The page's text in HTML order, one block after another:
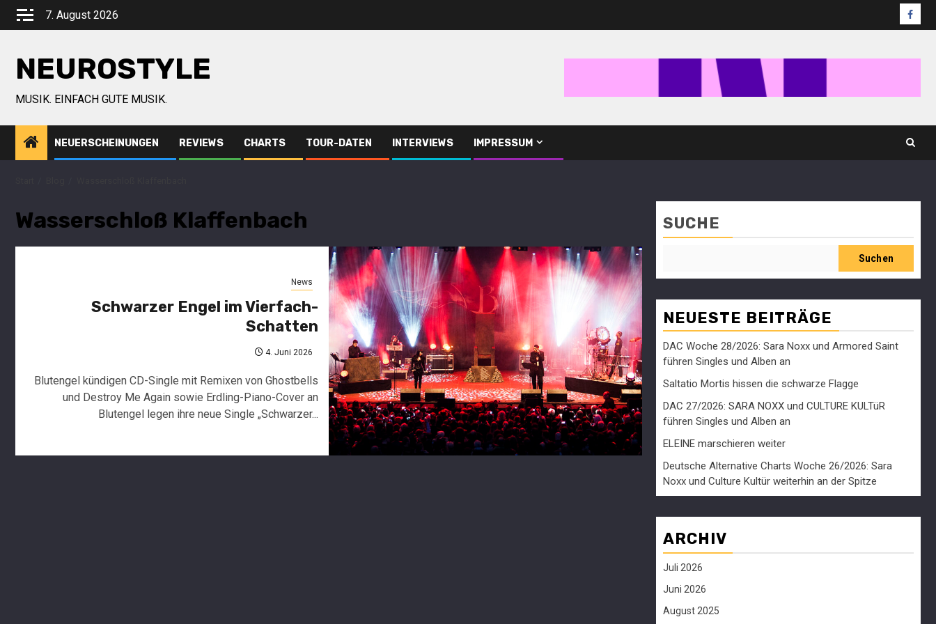
7. August 2026
NEUROSTYLE
MUSIK. EINFACH GUTE MUSIK.
NEUERSCHEINUNGEN REVIEWS CHARTS TOUR-DATEN INTERVIEWS IMPRESSUM
Wasserschloß Klaffenbach
News
Schwarzer Engel im Vierfach-
Schatten
4. Juni 2026
Blutengel kündigen CD-Single mit Remixen von Ghostbells
und Destroy Me Again sowie Erdling-Piano-Cover an
Blutengel legen ihre neue Single „Schwarzer...
SUCHE
Suchen
NEUESTE BEITRÄGE
DAC Woche 28/2026: Sara Noxx und Armored Saint
führen Singles und Alben an
Saltatio Mortis hissen die schwarze Flagge
DAC 27/2026: SARA NOXX und CULTURE KULTüR
führen Singles und Alben an
ELEINE marschieren weiter
Deutsche Alternative Charts Woche 26/2026: Sara
Noxx und Culture Kultür weiterhin an der Spitze
ARCHIV
Juli 2026
Juni 2026
August 2025